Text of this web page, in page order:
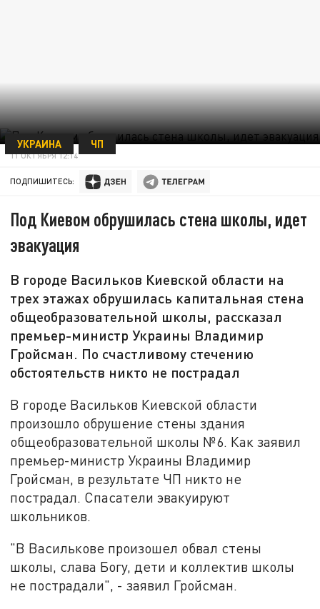
УКРАИНА ЧП
11 ОКТЯБРЯ 12:14
ПОДПИШИТЕСЬ:
Под Киевом обрушилась стена школы, идет
эвакуация
В городе Васильков Киевской области на
трех этажах обрушилась капитальная стена
общеобразовательной школы, рассказал
премьер-министр Украины Владимир
Гройсман. По счастливому стечению
обстоятельств никто не пострадал
В городе Васильков Киевской области
произошло обрушение стены здания
общеобразовательной школы №6. Как заявил
премьер-министр Украины Владимир
Гройсман, в результате ЧП никто не
пострадал. Спасатели эвакуируют
школьников.
"В Василькове произошел обвал стены
школы, слава Богу, дети и коллектив школы
не пострадали", - заявил Гройсман.